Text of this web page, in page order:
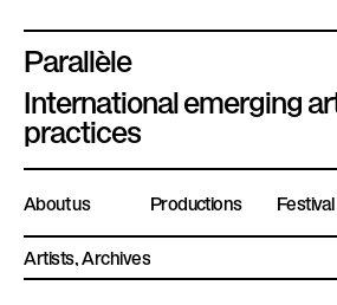
Parallèle
P
l
a
t
e
f
o
International emerging
practices
About us Productions Festival
Artists Archives